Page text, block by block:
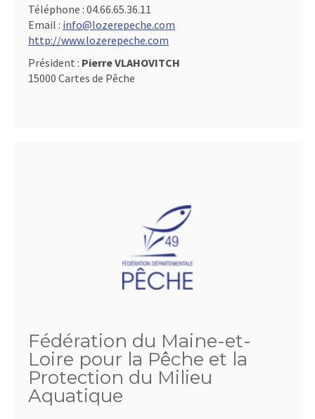
Téléphone : 04.66.65.36.11
Email : info@lozerepeche.com
http://www.lozerepeche.com
Président : Pierre VLAHOVITCH
15000 Cartes de Pêche
Fédération du Maine-et-
Loire pour la Pêche et la
Protection du Milieu
Aquatique